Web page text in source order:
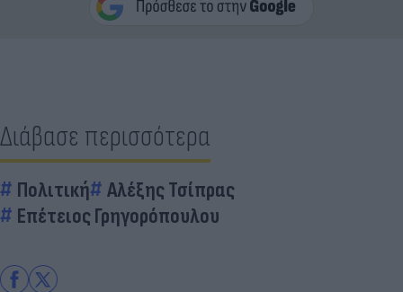
Διάβασε περισσότερα
Πολιτική
Αλέξης Τσίπρας
Επέτειος Γρηγορόπουλου